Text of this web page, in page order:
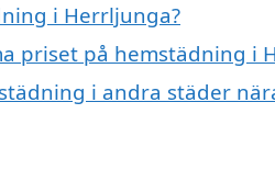
i Herrljunga?
priset på hemstädning i
i andra städer